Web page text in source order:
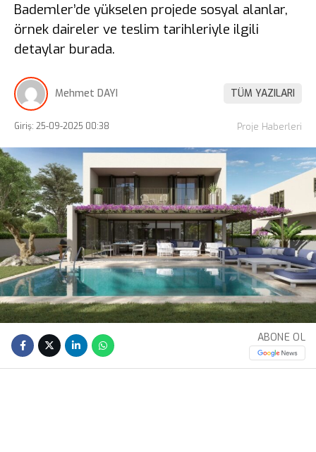
Bademler’de yükselen projede sosyal alanlar,
örnek daireler ve teslim tarihleriyle ilgili
detaylar burada.
Mehmet DAYI TÜM YAZILARI
Giriş: 25-09-2025 00:38 Proje Haberleri
ABONE OL